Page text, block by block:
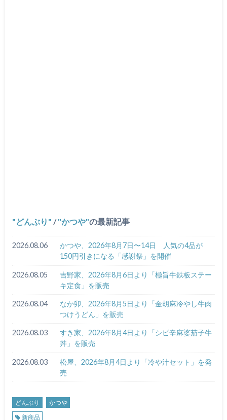
どんぶり / かつや の最新記事
2026.08.06
かつや、2026年8月7日〜14日 人気の4品が
150円引きになる「感謝祭」を開催
2026.08.05
吉野家、2026年8月6日より「極旨牛鉄板ステー
キ定食」を販売
2026.08.04
なか卯、2026年8月5日より「金胡麻冷やし牛肉
つけうどん」を販売
2026.08.03
すき家、2026年8月4日より「シビ辛麻婆茄子牛
丼」を販売
2026.08.03
松屋、2026年8月4日より「冷や汁セット」を発
売
どんぶり
かつや
新商品